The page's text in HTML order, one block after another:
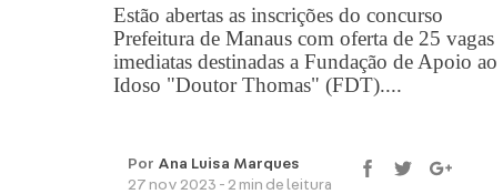
Estão abertas as inscrições do concurso
Prefeitura de Manaus com oferta de 25 vagas
imediatas destinadas a Fundação de Apoio ao
Idoso "Doutor Thomas" (FDT)....
Por Ana Luisa Marques
27 nov 2023 - 2 min de leitura